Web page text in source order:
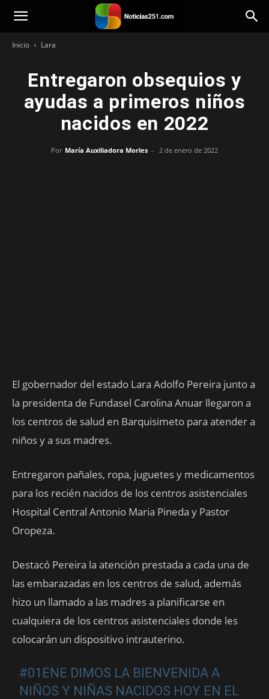
Noticias251
Inicio Lara
Entregaron obsequios y
ayudas a primeros niños
nacidos en 2022
Por María Auxiliadora Morles - 2 de enero de 2022
El gobernador del estado Lara Adolfo Pereira junto a
la presidenta de Fundasel Carolina Anuar llegaron a
los centros de salud en Barquisimeto para atender a
niños y a sus madres.
Entregaron pañales, ropa, juguetes y medicamentos
para los recién nacidos de los centros asistenciales
Hospital Central Antonio Maria Pineda y Pastor
Oropeza.
Destacó Pereira la atención prestada a cada una de
las embarazadas en los centros de salud, además
hizo un llamado a las madres a planificarse en
cualquiera de los centros asistenciales donde les
colocarán un dispositivo intrauterino.
#01ENE DIMOS LA BIENVENIDA A
NIÑOS Y NIÑAS NACIDOS HOY EN EL